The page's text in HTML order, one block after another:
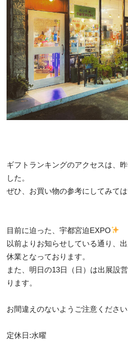
ギフトランキングのアクセスは、
した。
ぜひ、お買い物の参考にしてみては
目前に迫った、宇都宮迫EXPO
以前よりお知らせしている通り、
休業となっております。
また、明日の13日（日）は出展設
ります。
お間違えのないようご注意ください
定休日:水曜